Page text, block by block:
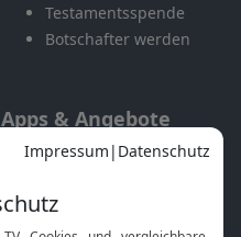
Testamentsspende
Botschafter werden
Apps & Angebote
Mobile App